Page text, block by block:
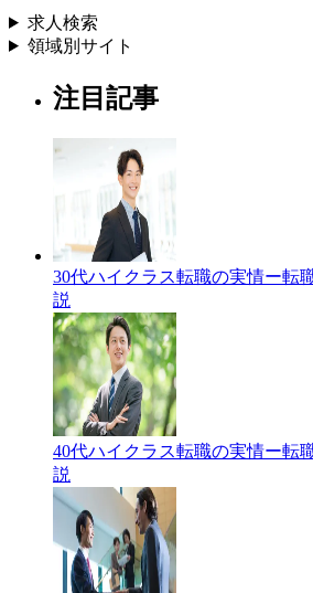
求人検索
領域別サイト
注目記事
30代ハイクラス転職の実情ー転
説
40代ハイクラス転職の実情ー転
説